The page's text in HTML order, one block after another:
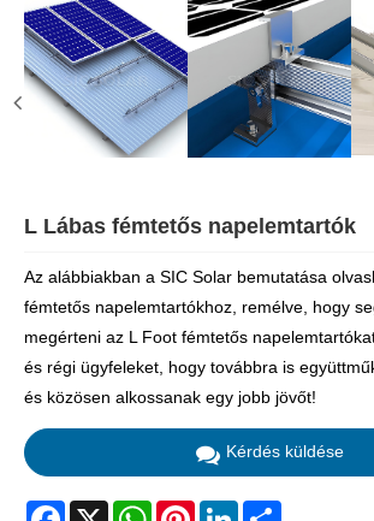
L Lábas fémtetős napelemtartók
Az alábbiakban a SIC Solar bemutatása
fémtetős napelemtartókhoz, remélve, hogy
megérteni az L Foot fémtetős
és régi ügyfeleket, hogy továbbra is
és közösen alkossanak egy jobb jövőt!
Kérdés küldése
Facebook
X WhatsAppPinterestLinkedIn